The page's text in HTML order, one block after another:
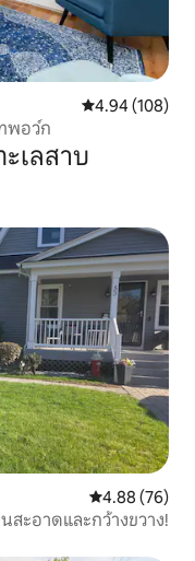
คะแนนเฉลี่ย
4.94 (108)
พอว์ก
เลสาบ
คะแนนเฉลี่ย
4.88 (76)
ะอาดและกว้างขวาง!